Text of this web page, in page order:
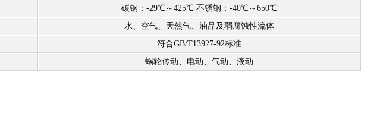
碳钢：-29℃～425℃ 不锈钢：-40℃～650℃
水、空气、天然气、油品及弱腐蚀性流体
符合GB/T13927-92标准
蜗轮传动、电动、气动、液动